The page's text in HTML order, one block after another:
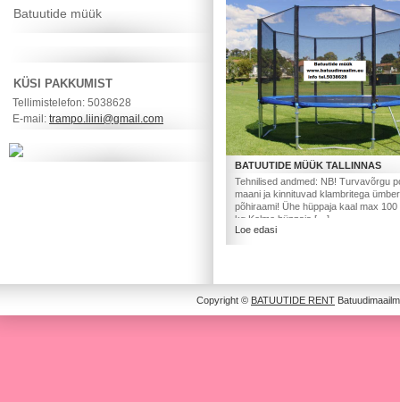
BATUUTIDE MÜÜK TALLINNAS
Tehnilised andmed: NB! Turvavõrgu
maani ja kinnituvad klambritega ümber
põhiraami! Ühe hüppaja kaal max 100
kg.Kolme hüppaja […]
Loe edasi
Batuutide müük
KÜSI PAKKUMIST
Tellimistelefon: 5038628
E-mail: trampo.liini@gmail.com
Copyright © BATUUTIDE RENT